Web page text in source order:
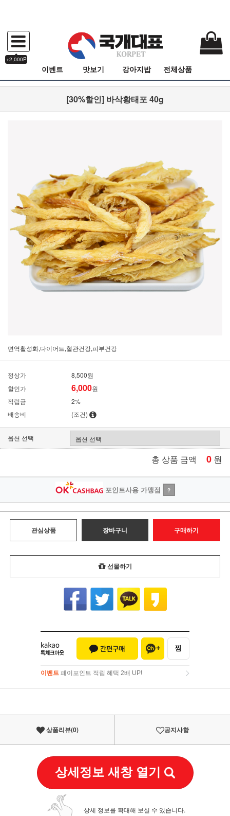
+2,000P
이벤트 맛보기 강아지밥 전체상품
[30%할인] 바삭황태포 40g
면역활성화,다이어트,혈관건강,피부건강
정상가
8,500원
할인가
6,000원
적립금
2%
배송비
(조건)
옵션 선택
총 상품 금액 0 원
포인트사용 가맹점 ?
관심상품 장바구니 구매하기
선물하기
이벤트 페이포인트 적립 혜택 2배 UP!
이벤트페이포인트 적립 혜택 2배 UP!
상품리뷰(0) 공지사항
상세정보 새창 열기
상세 정보를 확대해 보실 수 있습니다.